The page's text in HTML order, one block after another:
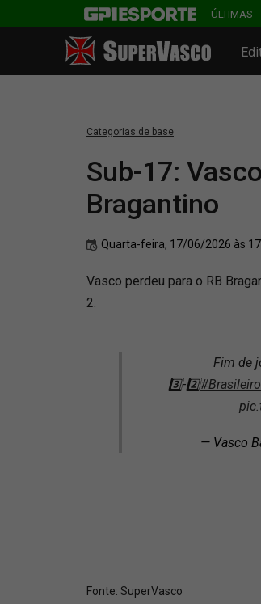
ÚLTIMAS
Categorias de base
Sub-17:
Bragantino
Quarta-feira, 17/06/2026 às
Vasco perdeu para o RB
2.
Fim de
3️⃣-2️⃣
— Vasco
Fonte: SuperVasco‎‎‎‎‎‎